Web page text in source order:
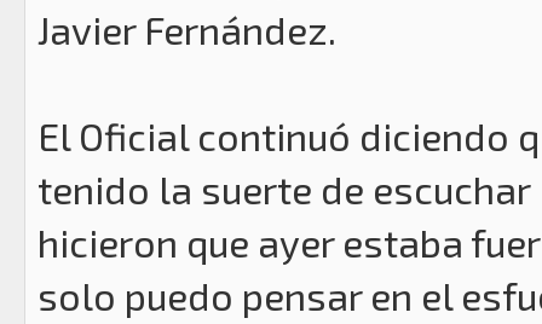
Javier Fernández.
El Oficial continuó diciendo
tenido la suerte de escuchar
hicieron que ayer estaba
solo puedo pensar en el